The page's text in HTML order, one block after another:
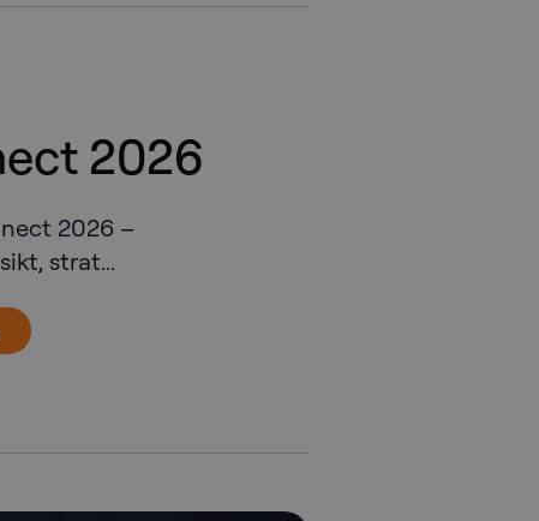
2026
2026 –
strat...